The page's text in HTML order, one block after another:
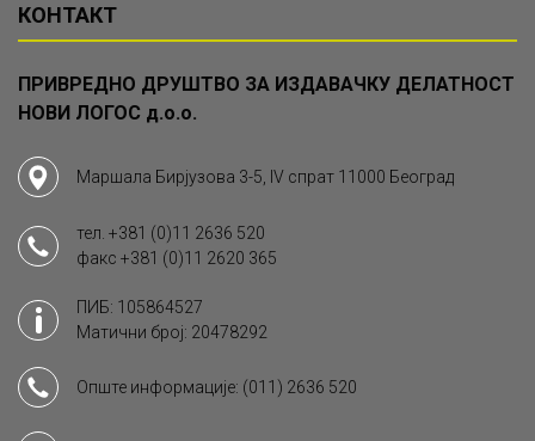
КОНТАКТ
ПРИВРЕДНО ДРУШТВО ЗА ИЗДАВАЧКУ ДЕЛАТНОСТ
НОВИ ЛОГОС д.о.о.
Маршала Бирјузова 3-5, IV спрат 11000 Београд
тел. +381 (0)11 2636 520
факс +381 (0)11 2620 365
ПИБ: 105864527
Матични број: 20478292
Опште информације: (011) 2636 520